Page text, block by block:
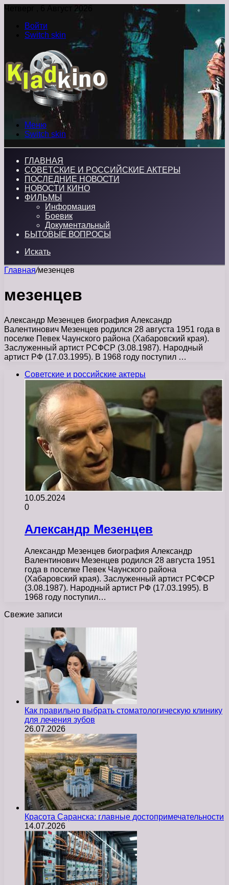
Четверг , 6 Август 2026
Войти
Switch skin
Меню
Switch skin
ГЛАВНАЯ
СОВЕТСКИЕ И РОССИЙСКИЕ АКТЕРЫ
ПОСЛЕДНИЕ НОВОСТИ
НОВОСТИ КИНО
ФИЛЬМЫ
Информация
Боевик
Документальный
БЫТОВЫЕ ВОПРОСЫ
Искать
Главная/мезенцев
мезенцев
Александр Мезенцев биография Александр
Валентинович Мезенцев родился 28 августа 1951 года в
поселке Певек Чаунского района (Хабаровский края).
Заслуженный артист РСФСР (3.08.1987). Народный
артист РФ (17.03.1995). В 1968 году поступил …
Советские и российские актеры
10.05.2024
0
Александр Мезенцев
Александр Мезенцев биография Александр
Валентинович Мезенцев родился 28 августа 1951
года в поселке Певек Чаунского района
(Хабаровский края). Заслуженный артист РСФСР
(3.08.1987). Народный артист РФ (17.03.1995). В
1968 году поступил…
Свежие записи
Как правильно выбрать стоматологическую клинику
для лечения зубов
26.07.2026
Красота Саранска: главные достопримечательности
14.07.2026